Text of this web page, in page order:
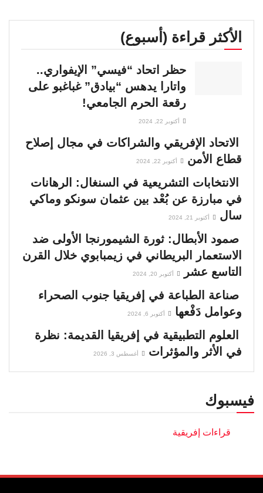
الأكثر قراءة (أسبوع)
حظر اتحاد “فيسي” الإيفواري..
واتارا يدهس “بيادق” غباغبو على
رقعة الحرم الجامعي!
أكتوبر 22, 2024
الاتحاد الإفريقي والشراكات في مجال إصلاح
قطاع الأمن
أكتوبر 22, 2024
الانتخابات التشريعية في السنغال: الرهانات
في مبارزة عن بُعْد بين عثمان سونكو وماكي
سال
أكتوبر 21, 2024
صمود الأبطال: ثورة الشيمورنجا الأولى ضد
الاستعمار البريطاني في زيمبابوي خلال القرن
التاسع عشر
أكتوبر 20, 2024
صناعة الطباعة في إفريقيا جنوب الصحراء
وعوامل دَفْعها
أكتوبر 6, 2024
العلوم التطبيقية في إفريقيا القديمة: نظرة
في الأثر والمؤثرات
أغسطس 3, 2026
فيسبوك